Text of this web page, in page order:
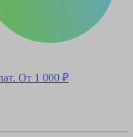
От 1 000 ₽